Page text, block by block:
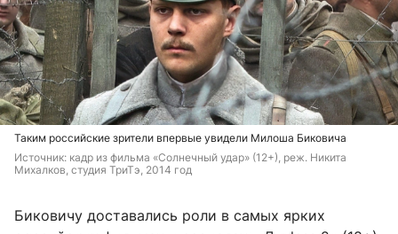
Таким российские зрители впервые увидели Милоша Биковича
Источник: кадр из фильма «Солнечный удар» (12+), реж. Никита
Михалков, студия ТриТэ, 2014 год
Биковичу доставались роли в самых ярких